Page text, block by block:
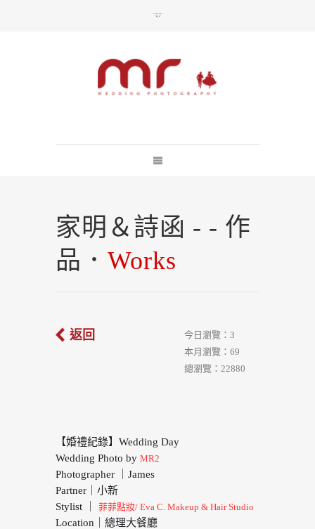
家明＆詩函 - - 作
品． Works
今日瀏覽：3
本月瀏覽：69
總瀏覽：22880
返回
【婚禮紀錄】Wedding Day
Wedding Photo by MR2
Photographer ｜James
Partner｜小新
Stylist ｜ 菲菲點妝/ Eva C. Makeup & Hair Studio
Location｜總理大餐廳